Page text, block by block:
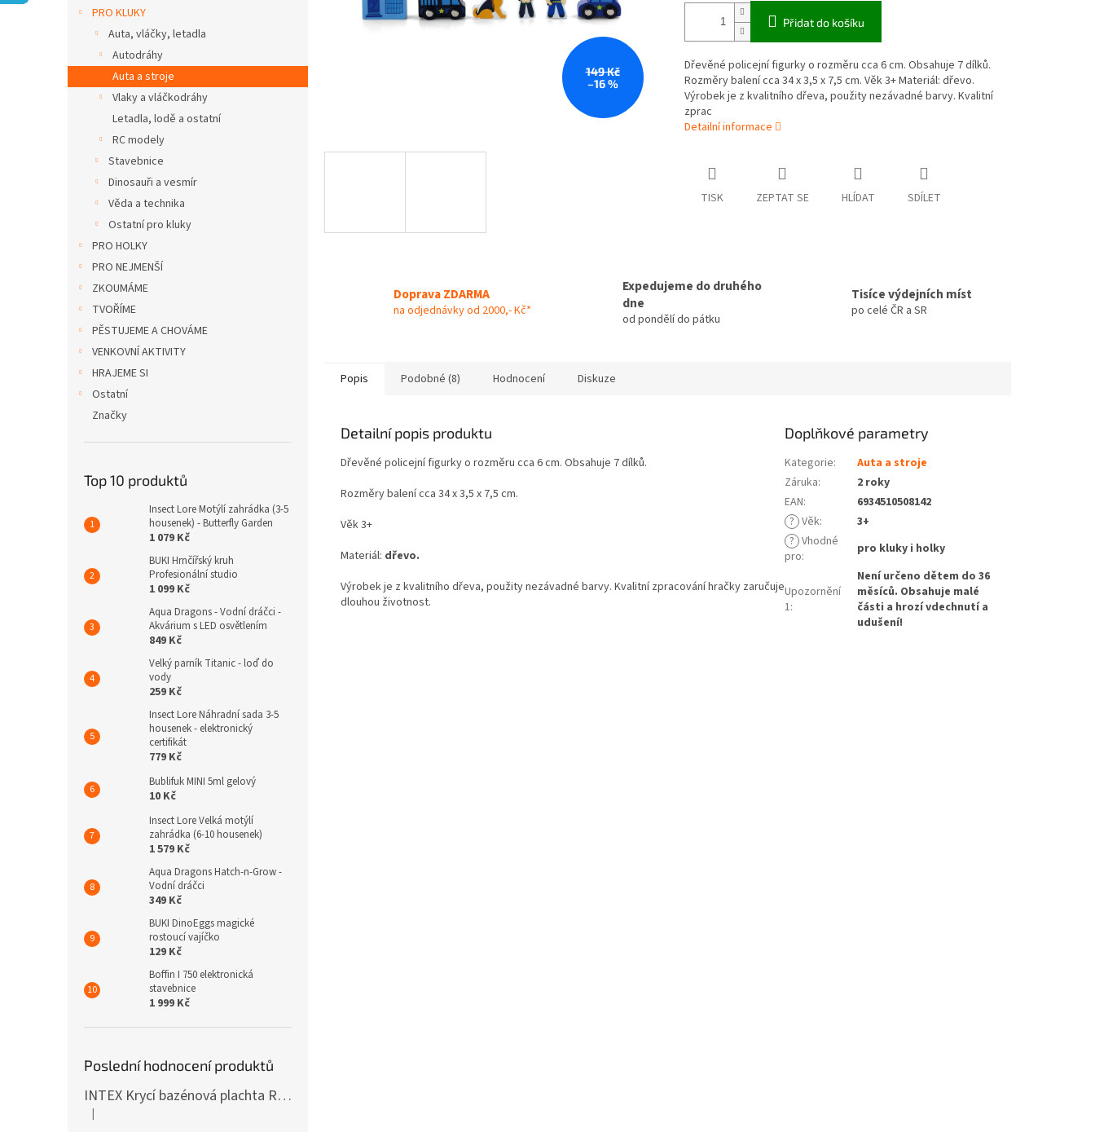
PRO KLUKY
Auta, vláčky, letadla
Autodráhy
Auta a stroje
Vlaky a vláčkodráhy
Letadla, lodě a ostatní
RC modely
Stavebnice
Dinosauři a vesmír
Věda a technika
Ostatní pro kluky
PRO HOLKY
PRO NEJMENŠÍ
ZKOUMÁME
TVOŘÍME
PĚSTUJEME A CHOVÁME
VENKOVNÍ AKTIVITY
HRAJEME SI
Ostatní
Značky
Top 10 produktů
Insect Lore Motýlí zahrádka (3-5
housenek) - Butterfly Garden
1 079 Kč
BUKI Hrnčířský kruh
Profesionální studio
1 099 Kč
Aqua Dragons - Vodní dráčci -
Akvárium s LED osvětlením
849 Kč
Velký parník Titanic - loď do
vody
259 Kč
Insect Lore Náhradní sada 3-5
housenek - elektronický
certifikát
779 Kč
Bublifuk MINI 5ml gelový
10 Kč
Insect Lore Velká motýlí
zahrádka (6-10 housenek)
1 579 Kč
Aqua Dragons Hatch-n-Grow -
Vodní dráčci
349 Kč
BUKI DinoEggs magické
rostoucí vajíčko
129 Kč
Boffin I 750 elektronická
stavebnice
1 999 Kč
Poslední hodnocení produktů
INTEX Krycí bazénová plachta Round 305cm 28030
Hodnocení produktu je 5 z 5 hvězdiček.
|
149 Kč
–16 %
Přidat do košíku
Dřevěné policejní figurky o rozměru cca 6 cm. Obsahuje 7 dílků.
Rozměry balení cca 34 x 3,5 x 7,5 cm. Věk 3+ Materiál: dřevo.
Výrobek je z kvalitního dřeva, použity nezávadné barvy. Kvalitní
zprac
Detailní informace
TISK ZEPTAT SE HLÍDAT SDÍLET
Doprava ZDARMA
na odjednávky od 2000,- Kč*
Expedujeme do druhého
dne
od pondělí do pátku
Tisíce výdejních míst
po celé ČR a SR
Popis Podobné (8) Hodnocení Diskuze
Detailní popis produktu
Dřevěné policejní figurky o rozměru cca 6 cm. Obsahuje 7 dílků.
Rozměry balení cca 34 x 3,5 x 7,5 cm.
Věk 3+
Materiál: dřevo.
Výrobek je z kvalitního dřeva, použity nezávadné barvy. Kvalitní zpracování hračky zaručuje
dlouhou životnost.
Doplňkové parametry
Kategorie:
Auta a stroje
Záruka:
2 roky
EAN:
6934510508142
? Věk:
3+
? Vhodné
pro: pro kluky i holky
Upozornění
1:
Není určeno dětem do 36
měsíců. Obsahuje malé
části a hrozí vdechnutí a
udušení!